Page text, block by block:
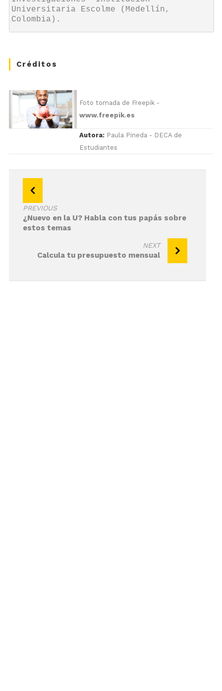
Universitaria Escolme (Medellín,
Colombia).
Créditos
Foto tomada de Freepik -
www.freepik.es
Autora:Paula Pineda - DECA de
Estudiantes
Navegación
de
entradas
PREVIOUS
¿Nuevo en la U? Habla con tus papás sobre
estos temas
NEXT
Calcula tu presupuesto mensual